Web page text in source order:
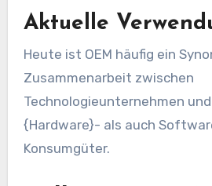
Aktuelle
Heute ist OEM häufig ein
Zusammenarbeit zwischen
Technologieunternehmen
{Hardware}- als auch
Konsumgüter.